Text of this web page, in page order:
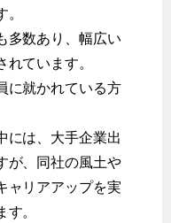
多数あり、幅広い
ています。
に就かれている方
には、大手企業出
が、同社の風土や
ャリアアップを実
。